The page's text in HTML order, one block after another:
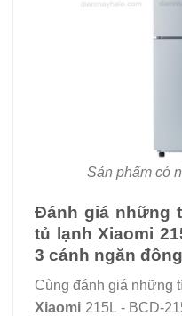
Sản phẩm có
Đánh giá những
tủ lạnh Xiaomi
3 cánh ngăn
Cùng đánh giá những
Xiaomi 215L - BCD-